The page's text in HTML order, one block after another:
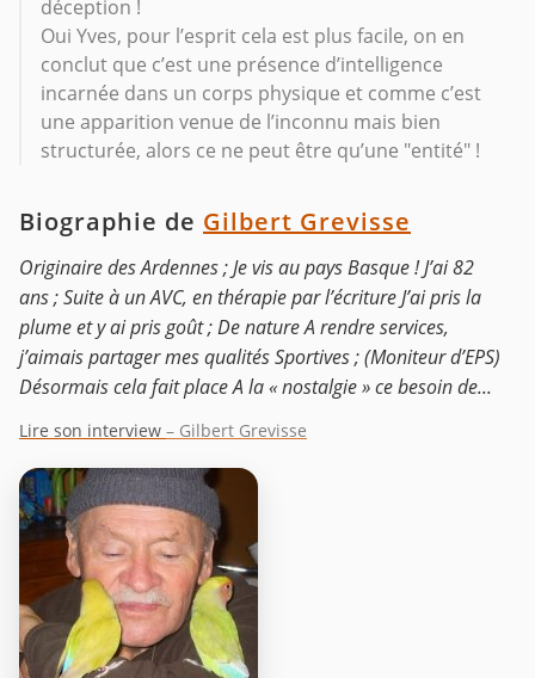
déception !
Oui Yves, pour l’esprit cela est plus facile, on en
conclut que c’est une présence d’intelligence
incarnée dans un corps physique et comme c’est
une apparition venue de l’inconnu mais bien
structurée, alors ce ne peut être qu’une "entité" !
Biographie de Gilbert Grevisse
Originaire des Ardennes ; Je vis au pays Basque ! J’ai 82
ans ; Suite à un AVC, en thérapie par l’écriture J’ai pris la
plume et y ai pris goût ; De nature A rendre services,
j’aimais partager mes qualités Sportives ; (Moniteur d’EPS)
Désormais cela fait place A la « nostalgie » ce besoin de...
Lire son interview – Gilbert Grevisse